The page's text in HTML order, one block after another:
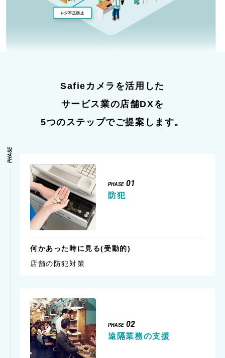
Safieカメラを活用した
サービス業の店舗DXを
5つのステップでご提案します。
PHASE
PHASE 01
防犯
何かあった時に見る(受動的)
店舗の防犯対策
PHASE 02
遠隔業務の支援